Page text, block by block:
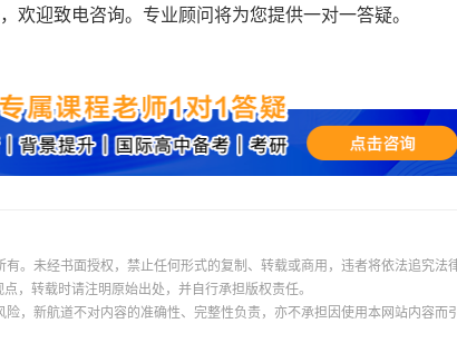
欢迎致电咨询。专业顾问将为您提供一对一答疑。
。未经书面授权，禁止任何形式的复制、转载或商用，违者将依法追究法
，转载时请注明原始出处，并自行承担版权责任。
，新航道不对内容的准确性、完整性负责，亦不承担因使用本网站内容而引
我已阅读并同意《用户服务条款及隐私政策》